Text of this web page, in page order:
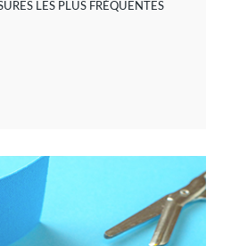
LES PLUS FRÉQUENTES